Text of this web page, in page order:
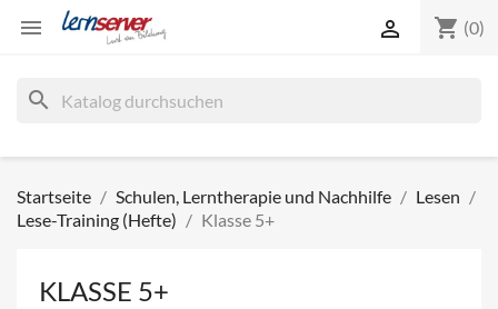
 shopping_cart (0)

search
Startseite Schulen, Lerntherapie und Nachhilfe
Lesen
Lese-Training (Hefte)
Klasse 5+
KLASSE 5+